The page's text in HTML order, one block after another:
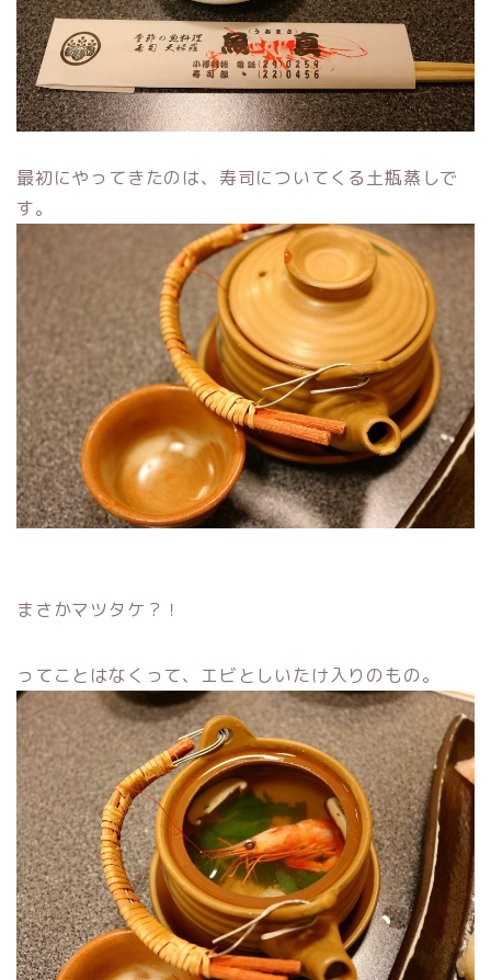
最初にやってきたのは、寿司についてくる土瓶蒸しで
す。
まさかマツタケ？！
ってことはなくって、エビとしいたけ入りのもの。